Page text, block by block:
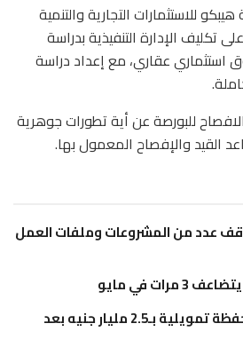
للاستثمارات التجارية والتنمية
تكليف الإدارة التنفيذية بدراسة
استثماري عقاري، مع إعداد دراسة
للبورصة عن أية تطورات جوهرية
القيد والإفصاح المعمول بها.
عدد من المشروعات وملفات العمل
في مايو
“قسطلي” تستهدف محفظة تمويلية بـ2.5 مليار جنيه بعد